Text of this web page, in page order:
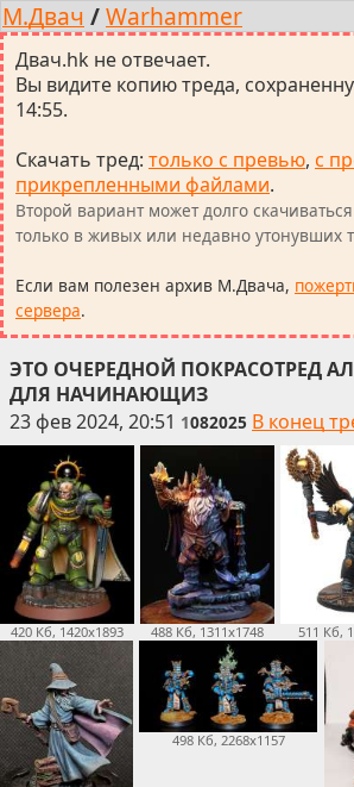
М.Двач /Warhammer
Двач.hk не отвечает.
Вы видите копию треда,
14:55.
Скачать тред: только с превью, с
прикрепленными файлами.
Второй вариант может долго
только в живых или недавно утонувших
Если вам полезен архив М.Двача,
сервера.
ЭТО ОЧЕРЕДНОЙ ПОКРАСОТРЕД
ДЛЯ НАЧИНАЮЩИЗ
23 фев 2024, 20:51 1082025 В конец
420 Кб, 1420x1893 488 Кб, 1311x1748 511 Кб,
498 Кб, 2268x1157